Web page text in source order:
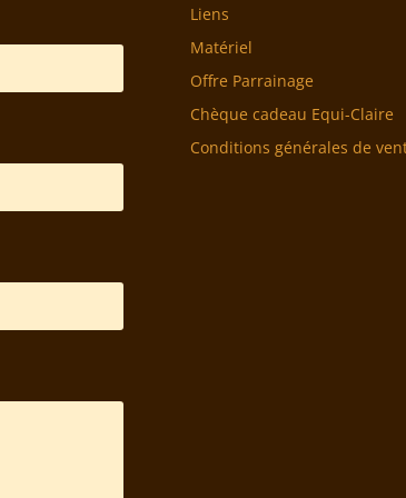
Liens
Matériel
Offre Parrainage
Chèque cadeau Equi-Claire
Conditions générales de